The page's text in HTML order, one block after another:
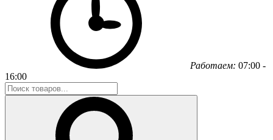
Работаем: 07:00 -
16:00